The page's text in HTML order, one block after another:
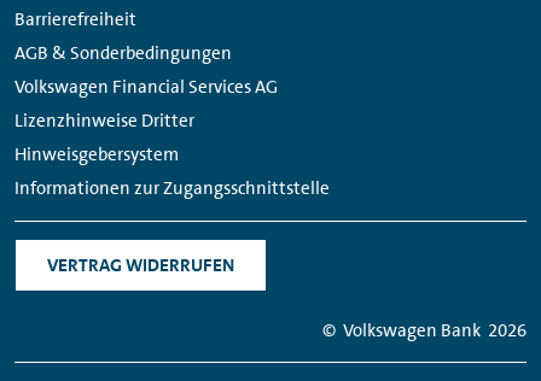
Barrierefreiheit
AGB & Sonderbedingungen
Volkswagen Financial Services AG
Lizenzhinweise Dritter
Hinweisgebersystem
Informationen zur Zugangsschnittstelle
VERTRAG WIDERRUFEN
© Volkswagen Bank 2026